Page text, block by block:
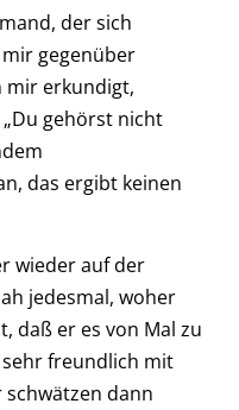
der sich
gegenüber
mir erkundigt,
gehörst nicht
das ergibt keinen
wieder auf der
jedesmal, woher
daß er es von Mal zu
freundlich mit
dann